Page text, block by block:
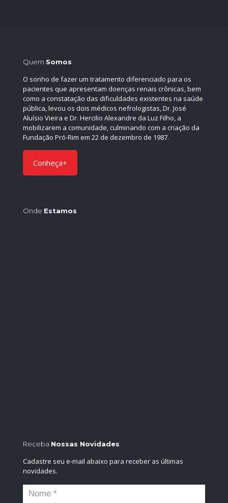
Quem Somos
O sonho de fazer um tratamento diferenciado para os
pacientes que apresentam doenças renais crônicas, bem
como a constatação das dificuldades existentes na saúde
pública, levou os dois médicos nefrologistas, Dr. José
Aluísio Vieira e Dr. Hercilio Alexandre da Luz Filho, a
mobilizarem a comunidade, culminando com a criação da
Fundação Pró-Rim em 22 de dezembro de 1987.
Conheça+
Onde Estamos
Receba Nossas Novidades
Cadastre seu e-mail abaixo para receber as últimas
novidades.